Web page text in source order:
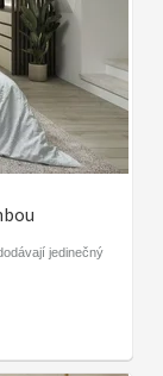
jedinečný